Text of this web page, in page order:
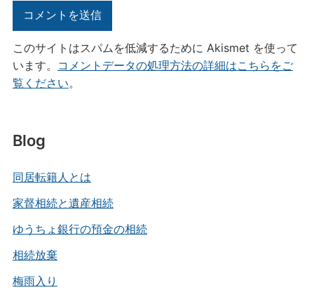
Blog
同居転籍人とは
家督相続と遺産相続
ゆうちょ銀行の預金の相続
相続放棄
梅雨入り
このサイトはスパムを低減するために Akismet を使って
います。
コメントデータの処理方法の詳細はこちらをご
覧ください。